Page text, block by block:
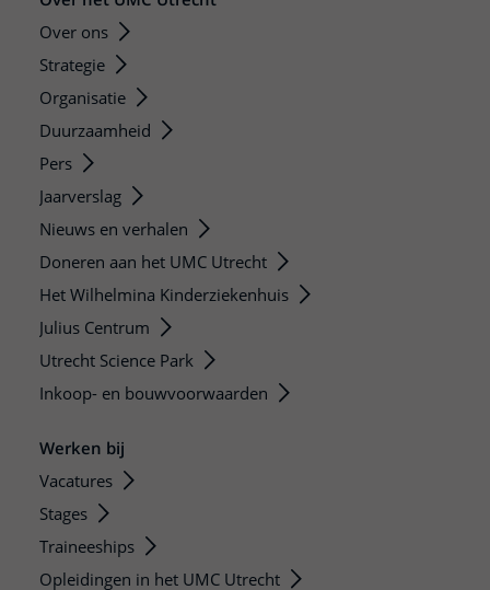
Over ons
Strategie
Organisatie
Duurzaamheid
Pers
Jaarverslag
Nieuws en verhalen
Doneren aan het UMC Utrecht
Het Wilhelmina Kinderziekenhuis
Julius Centrum
Utrecht Science Park
Inkoop- en bouwvoorwaarden
Werken bij
Vacatures
Stages
Traineeships
Opleidingen in het UMC Utrecht